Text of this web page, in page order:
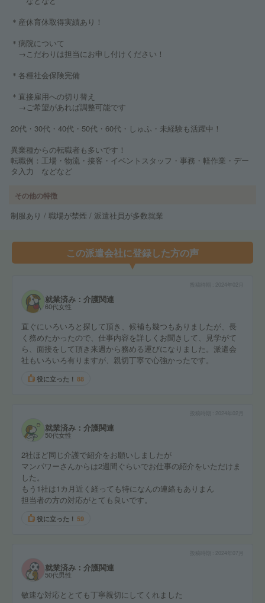
＊産休育休取得実績あり！
＊病院について
→こだわりは担当にお申し付けください！
＊各種社会保険完備
＊直接雇用への切り替え
→ご希望があれば調整可能です
20代・30代・40代・50代・60代・しゅふ・未経験も活躍中！
異業種からの転職者も多いです！
転職例：工場・物流・接客・イベントスタッフ・事務・軽作業・デー
タ入力 などなど
その他の特徴
制服あり / 職場が禁煙 / 派遣社員が多数就業
この派遣会社に登録した方の声
2024年02月
就業済み：介護関連
60代女性
直ぐにいろいろと探して頂き、候補も幾つもありましたが、長
く務めたかったので、仕事内容を詳しくお聞きして、見学がて
ら、面接をして頂き来週から務める運びになりました。派遣会
社もいろいろ有りますが、親切丁寧で心強かったです。
役に立った！ 88
2024年02月
就業済み：介護関連
50代女性
2社ほど同じ介護で紹介をお願いしましたが
マンパワーさんからは2週間ぐらいでお仕事の紹介をいただけま
した。
もう1社は1カ月近く経っても特になんの連絡もありまん
担当者の方の対応がとても良いです。
役に立った！ 59
2024年07月
就業済み：介護関連
50代男性
敏速な対応ととても丁寧親切にしてくれました